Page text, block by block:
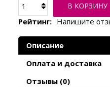
В КОРЗИНУ
Рейтинг: Напишите
Описание
Оплата и доставка
Отзывы (0)